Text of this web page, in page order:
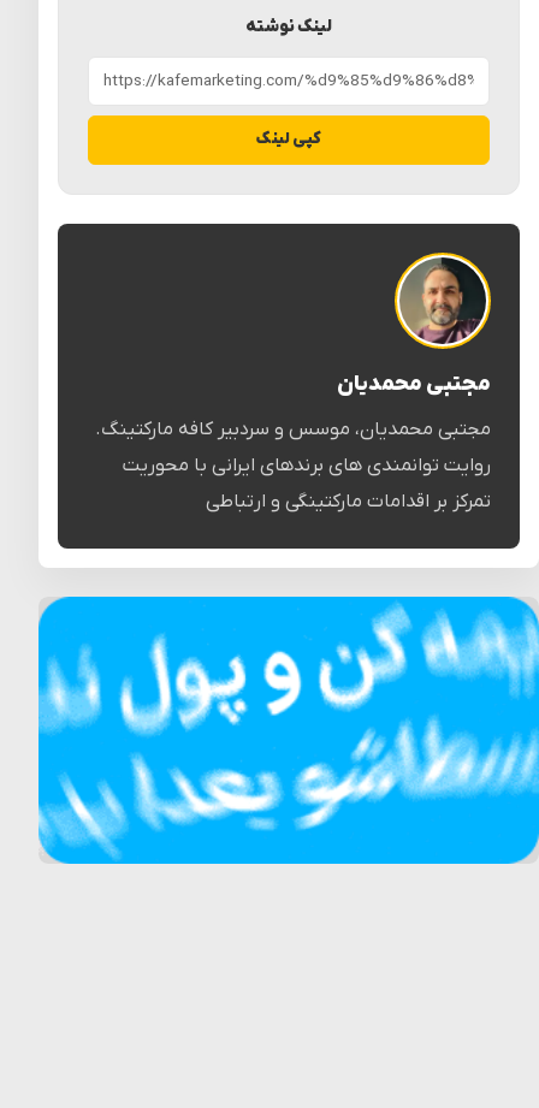
لینک نوشته
کپی لینک
مجتبی محمدیان
مجتبی محمدیان، موسس و سردبیر کافه مارکتینگ.
روایت توانمندی های برندهای ایرانی با محوریت
تمرکز بر اقدامات مارکتینگی و ارتباطی